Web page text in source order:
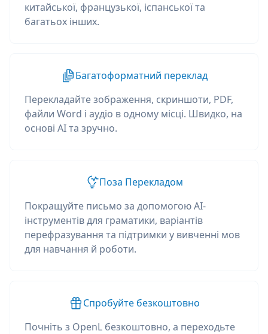
китайської, французької, іспанської та
багатьох інших.
Багатоформатний переклад
Перекладайте зображення, скриншоти, PDF,
файли Word і аудіо в одному місці. Швидко, на
основі AI та зручно.
Поза Перекладом
Покращуйте письмо за допомогою AI-
інструментів для граматики, варіантів
перефразування та підтримки у вивченні мов
для навчання й роботи.
Спробуйте безкоштовно
Почніть з OpenL безкоштовно, а переходьте